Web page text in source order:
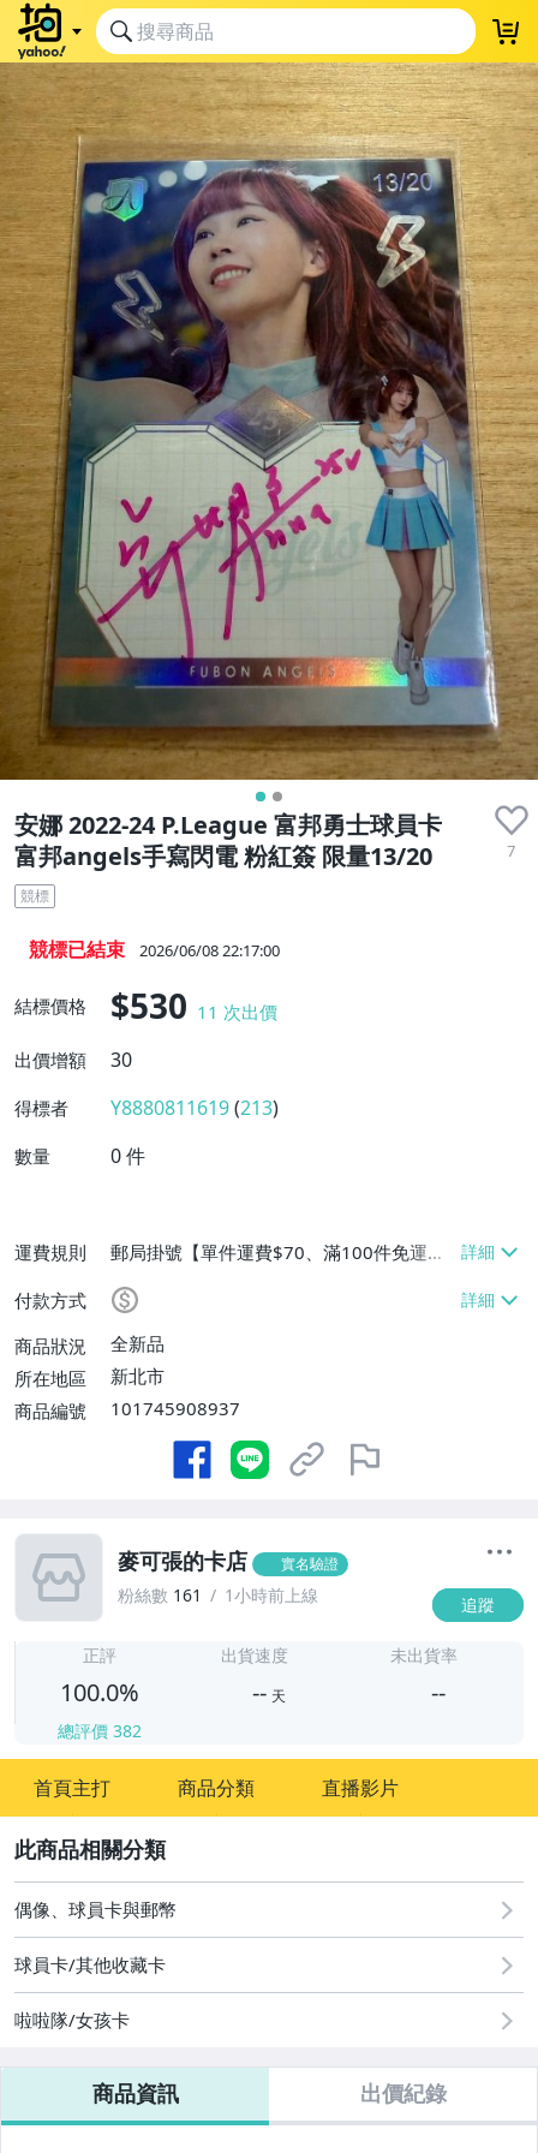
安娜 2022-24 P.League 富邦勇士球員卡
富邦angels手寫閃電 粉紅簽 限量13/20
7
競標
競標已結束 2026/06/08 22:17:00
結標價格 $530 11 次出價
出價增額
30
得標者 Y8880811619(213)
數量 0件
運費規則
郵局掛號【單件運費$70、滿100件免運
費】
付款方式
商品狀況
全新品
所在地區
新北市
商品編號
101745908937
麥可張的卡店 實名驗證
粉絲數 161 1小時前上線 追蹤
正評
100.0%
總評價 382
出貨速度
-- 天
未出貨率
--
首頁主打 商品分類 直播影片
偶像、球員卡與郵幣
球員卡/其他收藏卡
啦啦隊/女孩卡
商品資訊 出價紀錄